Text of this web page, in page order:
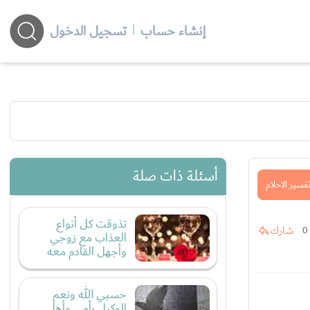
إنشاء حساب | تسجيل الدخول
تفسير الاحلام
0 شارك
أسئلة ذات صلة
تذوقت كل أنواع
العذاب مع زوجي
وأجهل القادم معه
حسبي الله ونعم